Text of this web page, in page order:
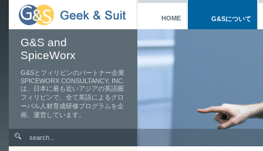
HOME G&Sについて
G&S and
SpiceWorx
G&Sとフィリピンのパートナー企業
SPICEWORX CONSULTANCY, INC.
は、日本に最も近いアジアの英語圏
フィリピンで、全て英語によるグロ
ーバル人材育成研修プログラムを企
画、運営しています。